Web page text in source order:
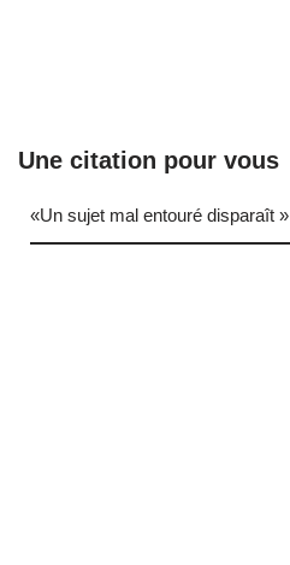
Une citation pour vous
«Un sujet mal entouré disparaît »